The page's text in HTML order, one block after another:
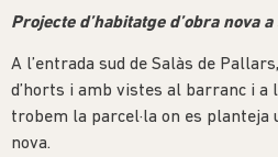
Projecte d’habitatge d’obra nova
A l’entrada sud de Salàs de
d’horts i amb vistes al barranc i a
trobem la parcel·la on es planteja
nova.